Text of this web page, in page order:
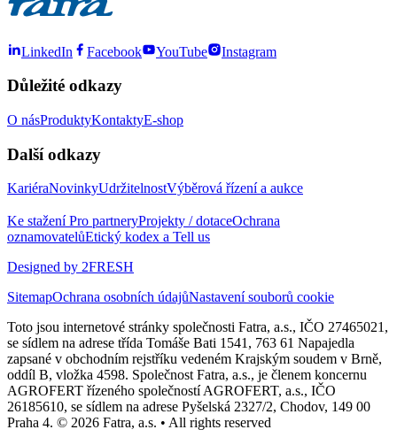
LinkedIn Facebook YouTube Instagram
Důležité odkazy
O násProduktyKontaktyE-shop
Další odkazy
KariéraNovinkyUdržitelnostVýběrová řízení a aukce
Ke staženíPro partneryProjekty / dotaceOchrana
oznamovatelůEtický kodex a Tell us
Designed by 2FRESH
SitemapOchrana osobních údajůNastavení souborů cookie
Toto jsou internetové stránky společnosti Fatra, a.s., IČO 27465021,
se sídlem na adrese třída Tomáše Bati 1541, 763 61 Napajedla
zapsané v obchodním rejstříku vedeném Krajským soudem v Brně,
oddíl B, vložka 4598. Společnost Fatra, a.s., je členem koncernu
AGROFERT řízeného společností AGROFERT, a.s., IČO
26185610, se sídlem na adrese Pyšelská 2327/2, Chodov, 149 00
Praha 4. © 2026 Fatra, a.s. • All rights reserved